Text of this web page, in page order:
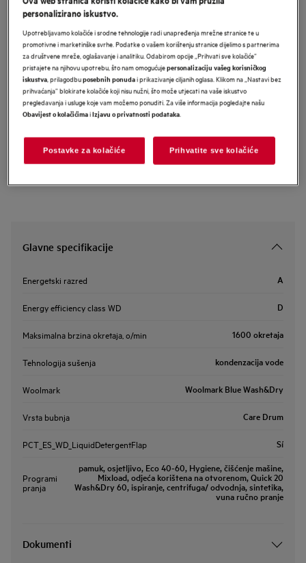
LWR73864O
AEG 7000 Series perilica - sušilica
8/5.0
Informacijski list proizvoda
Sigurnosne upute i sigurnosna upozorenja prema EU regulativi
2023/988 navedeni su u poglavljima 1 i 2 korisničkog priručnika.
priručnik.
Glavne specifikacije
Energetski razred A
Energy efficiency class WD D
Maksimalna brzina okretaja, o/min 1600 okretaja
Tehnologija sušenja kondenzacija vode
Woolmark Woolmark Blue Wash&Dry
Vrsta bubnja Care Drum
PCT_ES_WD_LiquidDetergentFlap Sí
Programi
pranja
pamuk, osjetljivo, Eco 40-60, Hygiene, čišćenje mašine,
Mixload, odjeća korištena na otvorenom, Quick 20
Wash&Dry 60, ispiranje, centrifuga/ odvodnja, sintetika,
vuna ručno pranje
Dokumenti
personalizirano iskustvo.
Upotrebljavamo kolačiće i srodne tehnologije radi unapređenja mrežne stranice te u
promotivne i marketinške svrhe. Podatke o vašem korištenju stranice dijelimo s partnerima
za društvene mreže, oglašavanje i analitiku. Odabirom opcije „Prihvati sve kolačiće”
pristajete na njihovu upotrebu, što nam omogućujepersonalizaciju vašeg korisničkog
iskustva, prilagodbuposebnih ponudai prikazivanje ciljanih oglasa. Klikom na „Nastavi bez
prihvaćanja” blokirate kolačiće koji nisu nužni, što može utjecati na vaše iskustvo
pregledavanja i usluge koje vam možemo ponuditi. Za više informacija pogledajte našu
Obavijest o kolačićimaiIzjavu o privatnosti podataka.
Postavke za kolačiće Prihvatite sve kolačiće